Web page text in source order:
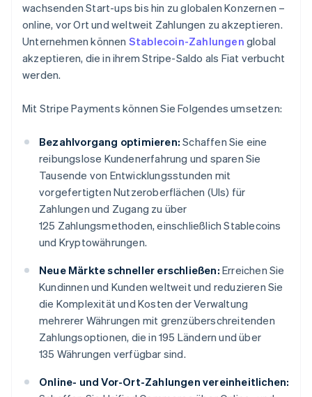
wachsenden Start-ups bis hin zu globalen Konzernen –
online, vor Ort und weltweit Zahlungen zu akzeptieren.
Unternehmen können Stablecoin-Zahlungen global
akzeptieren, die in ihrem Stripe-Saldo als Fiat verbucht
werden.
Mit Stripe Payments können Sie Folgendes umsetzen:
Bezahlvorgang optimieren: Schaffen Sie eine
reibungslose Kundenerfahrung und sparen Sie
Tausende von Entwicklungsstunden mit
vorgefertigten Nutzeroberflächen (UIs) für
Zahlungen und Zugang zu über
125 Zahlungsmethoden, einschließlich Stablecoins
und Kryptowährungen.
Neue Märkte schneller erschließen: Erreichen Sie
Kundinnen und Kunden weltweit und reduzieren Sie
die Komplexität und Kosten der Verwaltung
mehrerer Währungen mit grenzüberschreitenden
Zahlungsoptionen, die in 195 Ländern und über
135 Währungen verfügbar sind.
Online- und Vor-Ort-Zahlungen vereinheitlichen: